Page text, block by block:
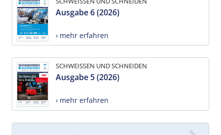
Ausgabe 6 (2026)
› mehr erfahren
SCHWEISSEN UND SCHNEIDEN
Ausgabe 5 (2026)
› mehr erfahren